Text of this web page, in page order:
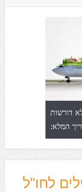
5
דורשות
המלא:
לחו"ל